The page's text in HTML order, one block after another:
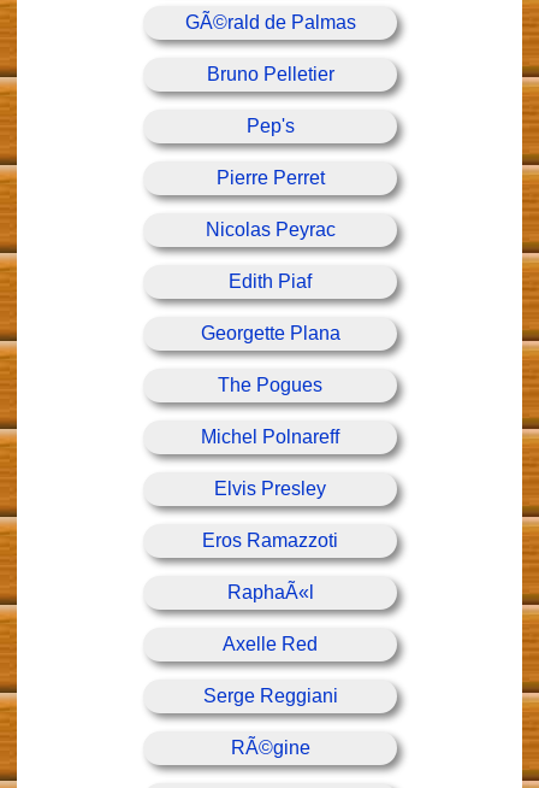
GÃ©rald de Palmas
Bruno Pelletier
Pep's
Pierre Perret
Nicolas Peyrac
Edith Piaf
Georgette Plana
The Pogues
Michel Polnareff
Elvis Presley
Eros Ramazzoti
RaphaÃ«l
Axelle Red
Serge Reggiani
RÃ©gine